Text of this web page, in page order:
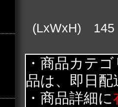
(LxWxH) 145
・商品カテ
品は、即日
・商品詳細に